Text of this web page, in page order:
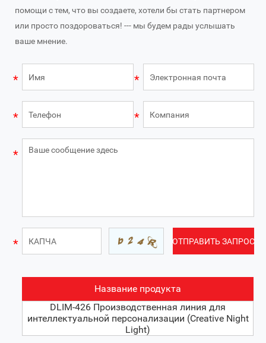
помощи с тем, что вы создаете, хотели бы стать партнером
или просто поздороваться! --- мы будем рады услышать
ваше мнение.
Название продукта
DLIM-426 Производственная линия для
интеллектуальной персонализации (Creative Night
Light)